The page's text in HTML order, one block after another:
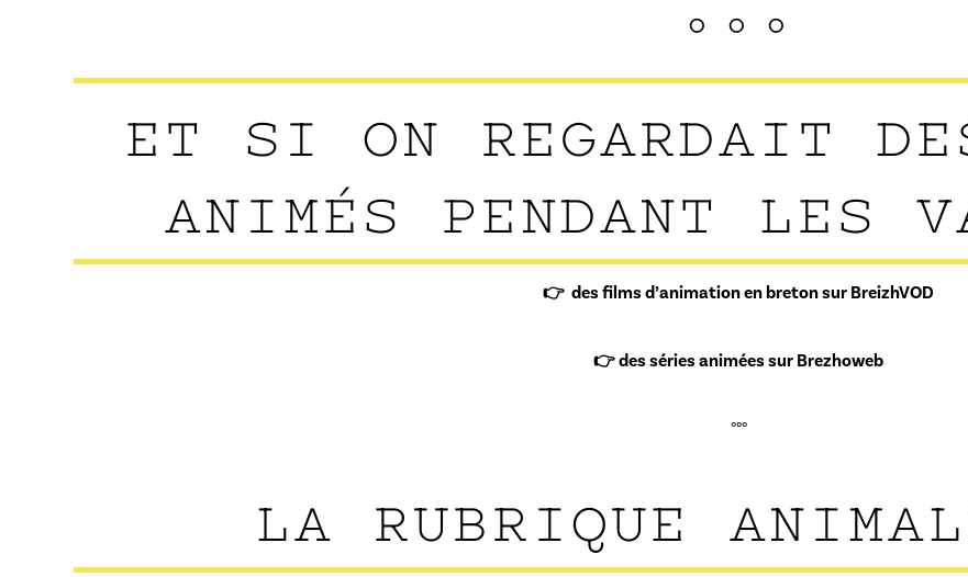
°°°
ET SI ON REGARDAIT
ANIMÉS PENDANT LES
👉 des films d’animation en breton sur BreizhVOD
👉 des séries animées sur Brezhoweb
°°°
LA RUBRIQUE